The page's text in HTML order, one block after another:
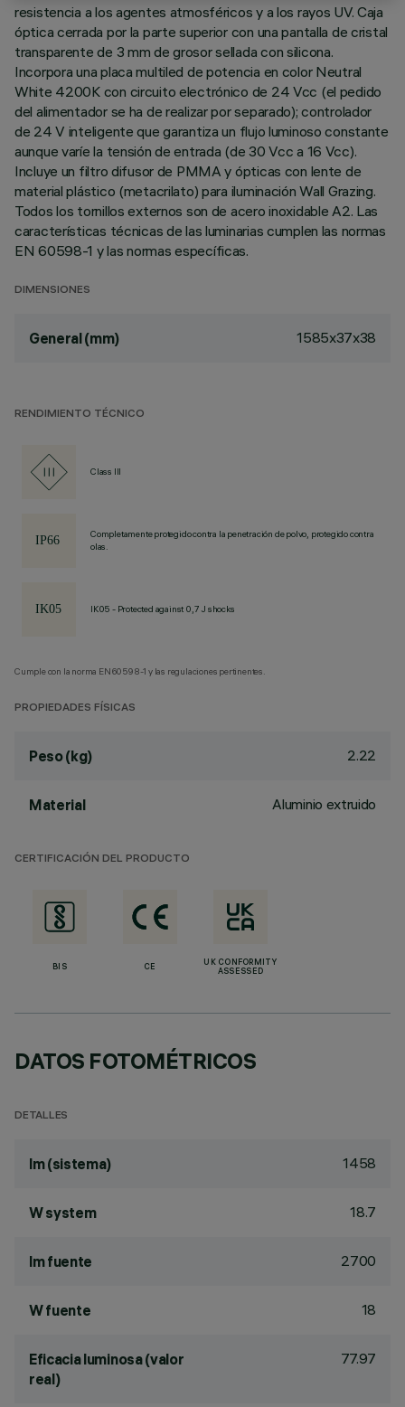
resistencia a los agentes atmosféricos y a los rayos UV. Caja
óptica cerrada por la parte superior con una pantalla de cristal
transparente de 3 mm de grosor sellada con silicona.
Incorpora una placa multiled de potencia en color Neutral
White 4200K con circuito electrónico de 24 Vcc (el pedido
del alimentador se ha de realizar por separado); controlador
de 24 V inteligente que garantiza un flujo luminoso constante
aunque varíe la tensión de entrada (de 30 Vcc a 16 Vcc).
Incluye un filtro difusor de PMMA y ópticas con lente de
material plástico (metacrilato) para iluminación Wall Grazing.
Todos los tornillos externos son de acero inoxidable A2. Las
características técnicas de las luminarias cumplen las normas
EN 60598-1 y las normas específicas.
DIMENSIONES
General (mm) 1585x37x38
RENDIMIENTO TÉCNICO
Class III
Completamente protegido contra la penetración de polvo, protegido contra
olas.
IK05 - Protected against 0,7 J shocks
Cumple con la norma EN60598-1 y las regulaciones pertinentes.
PROPIEDADES FÍSICAS
Peso (kg) 2.22
Material Aluminio extruido
CERTIFICACIÓN DEL PRODUCTO
BIS CE
UK CONFORMITY
ASSESSED
DATOS FOTOMÉTRICOS
DETALLES
lm (sistema) 1458
W system 18.7
lm fuente 2700
W fuente 18
Eficacia luminosa (valor
real)
77.97